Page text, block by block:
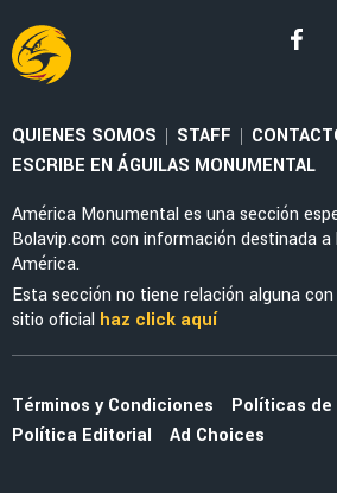
NOTICIAS
Antonio Mohamed advirtió al
MX sobre la MLS